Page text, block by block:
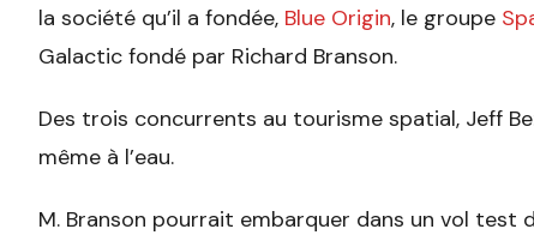
la société qu’il a fondée, Blue Origin, le groupe
Galactic fondé par Richard Branson.
Des trois concurrents au tourisme spatial, Jeff
même à l’eau.
M. Branson pourrait embarquer dans un vol test